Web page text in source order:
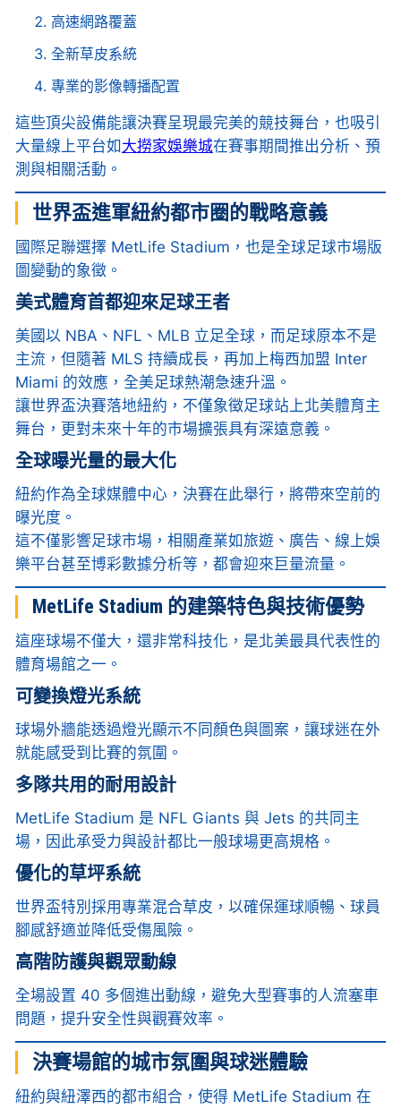
高速網路覆蓋
全新草皮系統
專業的影像轉播配置
這些頂尖設備能讓決賽呈現最完美的競技舞台，也吸引
大量線上平台如 大撈家娛樂城在賽事期間推出分析、預
測與相關活動。
世界盃進軍紐約都市圈的戰略意義
國際足聯選擇 MetLife Stadium，也是全球足球市場版
圖變動的象徵。
美式體育首都迎來足球王者
美國以 NBA、NFL、MLB 立足全球，而足球原本不是
主流，但隨著 MLS 持續成長，再加上梅西加盟 Inter
Miami 的效應，全美足球熱潮急速升溫。
讓世界盃決賽落地紐約，不僅象徵足球站上北美體育主
舞台，更對未來十年的市場擴張具有深遠意義。
全球曝光量的最大化
紐約作為全球媒體中心，決賽在此舉行，將帶來空前的
曝光度。
這不僅影響足球市場，相關產業如旅遊、廣告、線上娛
樂平台甚至博彩數據分析等，都會迎來巨量流量。
MetLife Stadium 的建築特色與技術優勢
這座球場不僅大，還非常科技化，是北美最具代表性的
體育場館之一。
可變換燈光系統
球場外牆能透過燈光顯示不同顏色與圖案，讓球迷在外
就能感受到比賽的氛圍。
多隊共用的耐用設計
MetLife Stadium 是 NFL Giants 與 Jets 的共同主
場，因此承受力與設計都比一般球場更高規格。
優化的草坪系統
世界盃特別採用專業混合草皮，以確保運球順暢、球員
腳感舒適並降低受傷風險。
高階防護與觀眾動線
全場設置 40 多個進出動線，避免大型賽事的人流塞車
問題，提升安全性與觀賽效率。
決賽場館的城市氛圍與球迷體驗
紐約與紐澤西的都市組合，使得 MetLife Stadium 在